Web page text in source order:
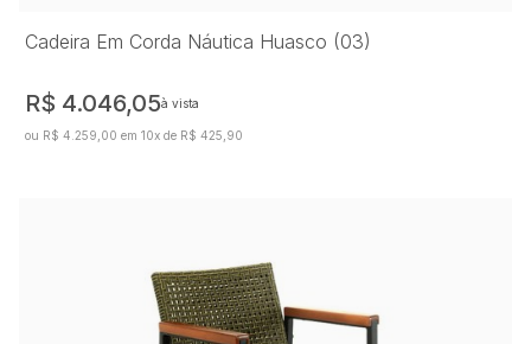
Cadeira Em Corda Náutica Huasco (03)
R$ 4.046,05à vista
ou R$ 4.259,00 em 10x de R$ 425,90